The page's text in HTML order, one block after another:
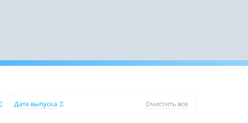
Дате выпуска Очистить все